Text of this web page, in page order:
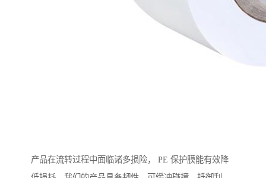
产品在流转过程中面临诸多损险， PE 保护膜能有效降